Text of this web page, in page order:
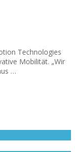
Technologies
Mobilität. „Wir
…